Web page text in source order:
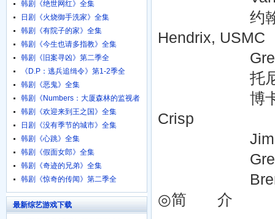
约翰 C. 麦
Hendrix, USMC
Gregory
托尼 托德
博卡姆 伍
Crisp
Jim
Greg
Brendan
◎简 介
韩剧《绝世网红》全集
日剧《火烧御手洗家》全集
韩剧《有院子的家》全集
韩剧《今生也请多指教》全集
韩剧《旧案寻凶》第二季全
《D.P：逃兵追缉令》第1-2季全
韩剧《恶鬼》全集
韩剧《Numbers：大厦森林的监视者
们》全集
韩剧《欢迎来到王之国》全集
日剧《没有季节的城市》全集
韩剧《心跳》全集
韩剧《假面女郎》全集
韩剧《奇迹的兄弟》全集
韩剧《惊奇的传闻》第二季全
最新综艺游戏下载